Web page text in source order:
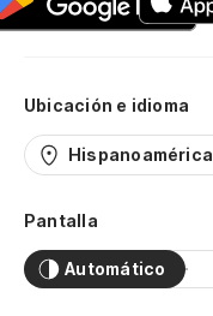
Ubicación e idioma
Hispanoamérica
Pantalla
Automático